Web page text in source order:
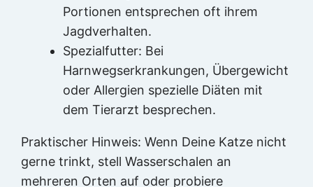
Portionen entsprechen oft ihrem
Jagdverhalten.
Spezialfutter: Bei
Harnwegserkrankungen, Übergewicht
oder Allergien spezielle Diäten mit
dem Tierarzt besprechen.
Praktischer Hinweis: Wenn Deine Katze nicht
gerne trinkt, stell Wasserschalen an
mehreren Orten auf oder probiere